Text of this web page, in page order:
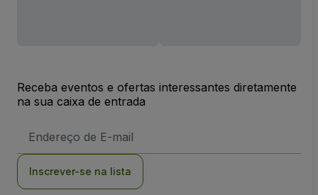
Receba eventos e ofertas interessantes diretamente
na sua caixa de entrada
de
Inscrever-se na lista